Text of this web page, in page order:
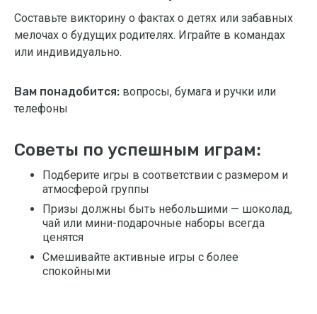
Составьте викторину о фактах о детях или забавных
мелочах о будущих родителях. Играйте в командах
или индивидуально.
Вам понадобится: вопросы, бумага и ручки или
телефоны
Советы по успешным играм:
Подберите игры в соответствии с размером и
атмосферой группы
Призы должны быть небольшими — шоколад,
чай или мини-подарочные наборы всегда
ценятся
Смешивайте активные игры с более
спокойными